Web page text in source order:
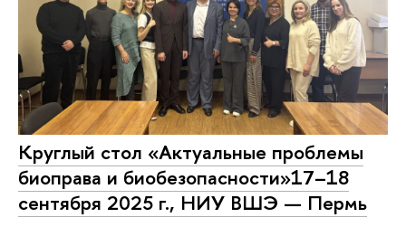
Круглый стол «Актуальные проблемы
биоправа и биобезопасности»17–18
сентября 2025 г., НИУ ВШЭ — Пермь